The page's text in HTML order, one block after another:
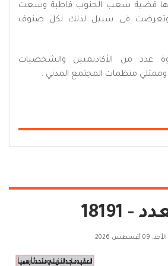
قضية شعب الجنوب قاطبة وسعت
وتعرضت في سبيل لذلك لكل صنوف
عدد من الأكاديميين والشخصيات
وممثلي منظمات المجتمع المدني .
- 18191
الأحد, 09 أغسطس 2026